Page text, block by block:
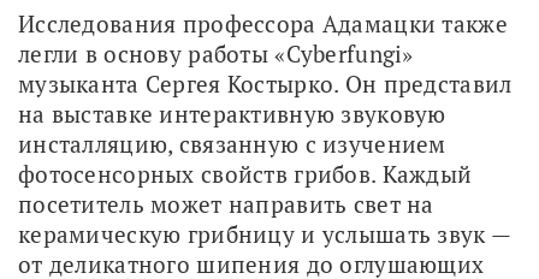
Исследования профессора Адамацки также
легли в основу работы «Сyberfungi»
музыканта Сергея Костырко. Он представил
на выставке интерактивную звуковую
инсталляцию, связанную с изучением
фотосенсорных свойств грибов. Каждый
посетитель может направить свет на
керамическую грибницу и услышать звук —
от деликатного шипения до оглушающих